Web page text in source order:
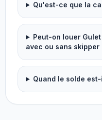
Qu'est-ce que la
Peut-on louer
avec ou sans skipper
Quand le solde